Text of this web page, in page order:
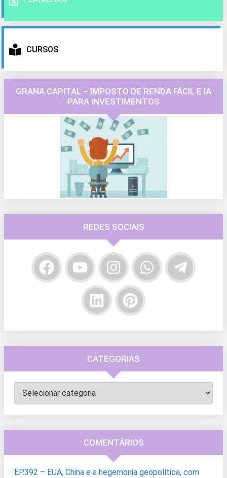
CURSOS
GRANA CAPITAL – IMPOSTO DE RENDA FÁCIL E IA
PARA INVESTIMENTOS
REDES SOCIAIS
CATEGORIAS
Categorias
COMENTÁRIOS
EP.392 – EUA, China e a hegemonia geopolítica, com